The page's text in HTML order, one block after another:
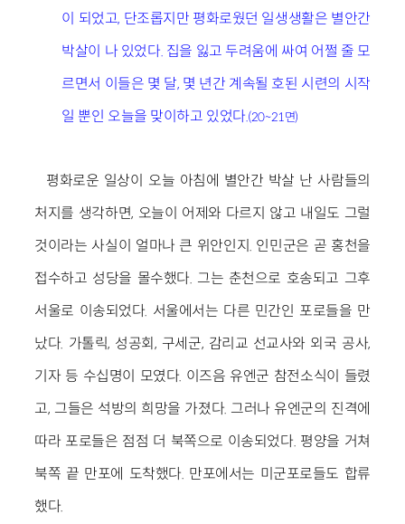
이 되었고, 단조롭지만 평화로웠던 일생생활은 별안간
박살이 나 있었다. 집을 잃고 두려움에 싸여 어쩔 줄 모
르면서 이들은 몇 달, 몇 년간 계속될 호된 시련의 시작
일 뿐인 오늘을 맞이하고 있었다.(20~21면)
평화로운 일상이 오늘 아침에 별안간 박살 난 사람들의
처지를 생각하면, 오늘이 어제와 다르지 않고 내일도 그럴
것이라는 사실이 얼마나 큰 위안인지. 인민군은 곧 홍천을
접수하고 성당을 몰수했다. 그는 춘천으로 호송되고 그후
서울로 이송되었다. 서울에서는 다른 민간인 포로들을 만
났다. 가톨릭, 성공회, 구세군, 감리교 선교사와 외국 공사,
기자 등 수십명이 모였다. 이즈음 유엔군 참전소식이 들렸
고, 그들은 석방의 희망을 가졌다. 그러나 유엔군의 진격에
따라 포로들은 점점 더 북쪽으로 이송되었다. 평양을 거쳐
북쪽 끝 만포에 도착했다. 만포에서는 미군포로들도 합류
했다.